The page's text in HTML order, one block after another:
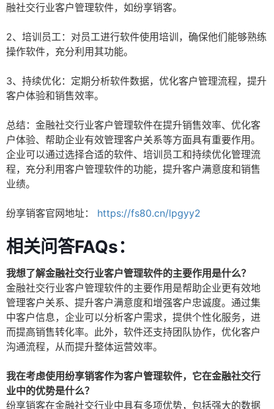
融社交行业客户管理软件，如纷享销客。
2、培训员工：对员工进行软件使用培训，确保他们能够熟练
操作软件，充分利用其功能。
3、持续优化：定期分析软件数据，优化客户管理流程，提升
客户体验和销售效率。
总结：金融社交行业客户管理软件在提升销售效率、优化客
户体验、帮助企业有效管理客户关系等方面具有重要作用。
企业可以通过选择合适的软件、培训员工和持续优化管理流
程，充分利用客户管理软件的功能，提升客户满意度和销售
业绩。
纷享销客官网地址： https://fs80.cn/lpgyy2
相关问答FAQs：
我想了解金融社交行业客户管理软件的主要作用是什么？
金融社交行业客户管理软件的主要作用是帮助企业更有效地
管理客户关系、提升客户满意度和增强客户忠诚度。通过集
中客户信息，企业可以分析客户需求，提供个性化服务，进
而提高销售转化率。此外，软件还支持团队协作，优化客户
沟通流程，从而提升整体运营效率。
我在考虑使用纷享销客作为客户管理软件，它在金融社交行
业中的优势是什么？
纷享销客在金融社交行业中具有多项优势，包括强大的数据